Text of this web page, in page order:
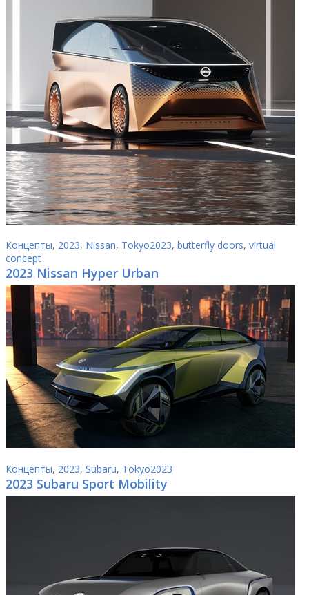
Концепты, 2023, Nissan, Tokyo2023, butterfly doors, virtual
concept
2023 Nissan Hyper Urban
Концепты, 2023, Subaru, Tokyo2023
2023 Subaru Sport Mobility